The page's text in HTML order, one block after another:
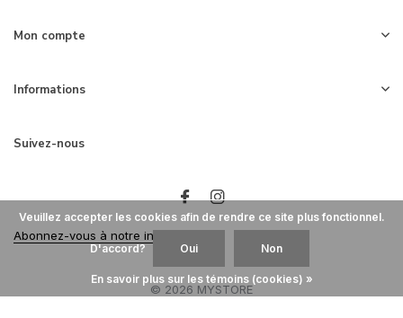
Mon compte
Informations
Suivez-nous
Abonnez-vous à notre infolettre
© 2026 MYSTORE
Veuillez accepter les cookies afin de rendre ce site plus fonctionnel.
D'accord? Oui Non
En savoir plus sur les témoins (cookies) »